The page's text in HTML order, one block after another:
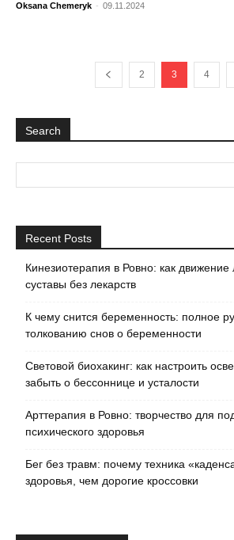
Oksana Chemeryk - 09.11.2024
2 3 4
Search
Recent Posts
Кинезиотерапия в Ровно: как движение
суставы без лекарств
К чему снится беременность: полное
толкованию снов о беременности
Световой биохакинг: как настроить
забыть о бессоннице и усталости
Арттерапия в Ровно: творчество для
психического здоровья
Бег без травм: почему техника
здоровья, чем дорогие кроссовки